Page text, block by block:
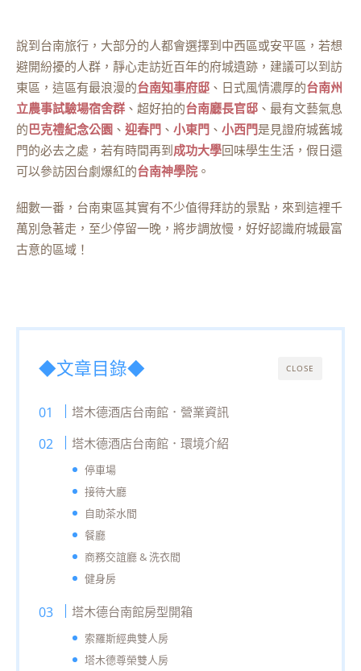
說到台南旅行，大部分的人都會選擇到中西區或安平區，若想
避開紛擾的人群，靜心走訪近百年的府城遺跡，建議可以到訪
東區，這區有最浪漫的台南知事府邸 、日式風情濃厚的台南州
立農事試驗場宿舍群 、超好拍的台南廳長官邸 、最有文藝氣息
的巴克禮紀念公園 、 迎春門 、 小東門 、 小西門是見證府城舊城
門的必去之處，若有時間再到成功大學回味學生生活，假日還
可以參訪因台劇爆紅的台南神學院 。
細數一番，台南東區其實有不少值得拜訪的景點，來到這裡千
萬別急著走，至少停留一晚，將步調放慢，好好認識府城最富
古意的區域！
CLOSE
◆文章目錄◆
塔木德酒店台南館．營業資訊
塔木德酒店台南館．環境介紹
停車場
接待大廳
自助茶水間
餐廳
商務交誼廳 & 洗衣間
健身房
塔木德台南館房型開箱
索羅斯經典雙人房
塔木德尊榮雙人房